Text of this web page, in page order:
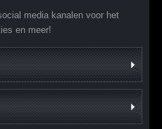
media kanalen voor het
en meer!